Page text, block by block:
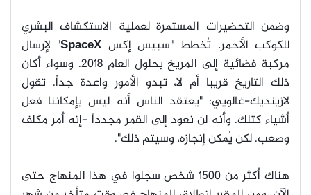
وضمن التحضيرات المستمرة لعملية الاستكشاف البشري
للكوكب الأحمر، تُخطط "سبيس إكس SpaceX" لإرسال
مركبة فضائية إلى المريخ بحلول العام 2018. وسواء أكان
ذلك التاريخ قريبا أم لا، تبدو الأمور واعدة جداً. تقول
لازينديك-غالويي: "يعتقد الناس أنه ليس بإمكاننا فعل
أشياء كتلك. وأنه لن نعود إلى القمر مجدداً -إنه أمر مكلف
وصعب. لكن يُمكن إنجازه، وسيتم ذلك".
هناك أكثر من 1500 شخص سجلوا في هذا المنهاج حتى